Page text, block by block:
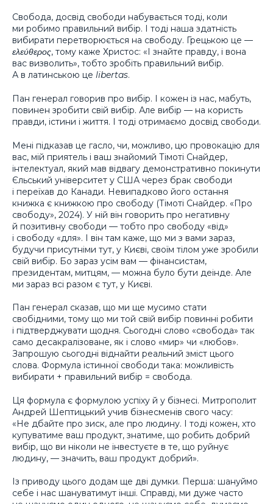
Свобода, досвід свободи набувається тоді, коли
ми робимо правильний вибір. І тоді наша здатність
вибирати перетворюється на свободу. Грецькою це —
ελεύθερος, тому каже Христос: «І знайте правду, і вона
вас визволить», тобто зробіть правильний вибір.
А в латинською це libertas.
Пан генерал говорив про вибір. І кожен із нас, мабуть,
повинен зробити свій вибір. Але вибір — на користь
правди, істини і життя. І тоді отримаємо досвід свободи.
Мені підказав це гасло, чи, можливо, цю провокацію для
вас, мій приятель і ваш знайомий Тімоті Снайдер,
інтелектуал, який мав відвагу демонстративно покинути
Єльський університет у США через брак свободи
і переїхав до Канади. Невипадково його остання
книжка є книжкою про свободу (Тімоті Снайдер. «Про
свободу», 2024). У ній він говорить про негативну
й позитивну свободи — тобто про свободу «від»
і свободу «для». І він там каже, що ми з вами зараз,
будучи присутніми тут, у Києві, своїм тілом уже зробили
свій вибір. Бо зараз усім вам — фінансистам,
президентам, митцям, — можна було бути деінде. Але
ми зараз всі разом є тут, у Києві.
Пан генерал сказав, що ми ще мусимо стати
свобідними, тому що ми той свій вибір повинні робити
і підтверджувати щодня. Сьогодні слово «свобода» так
само десакралізоване, як і слово «мир» чи «любов».
Запрошую сьогодні віднайти реальний зміст цього
слова. Формула істинної свободи така: можливість
вибирати + правильний вибір = свобода.
Ця формула є формулою успіху й у бізнесі. Митрополит
Андрей Шептицький учив бізнесменів свого часу:
«Не дбайте про зиск, але про людину. І тоді кожен, хто
купуватиме ваш продукт, знатиме, що робить добрий
вибір, що ви ніколи не інвестуєте в те, що руйнує
людину, — значить, ваш продукт добрий».
Із приводу цього додам ще дві думки. Перша: шануймо
себе і нас шануватимут інші. Справді, ми дуже часто